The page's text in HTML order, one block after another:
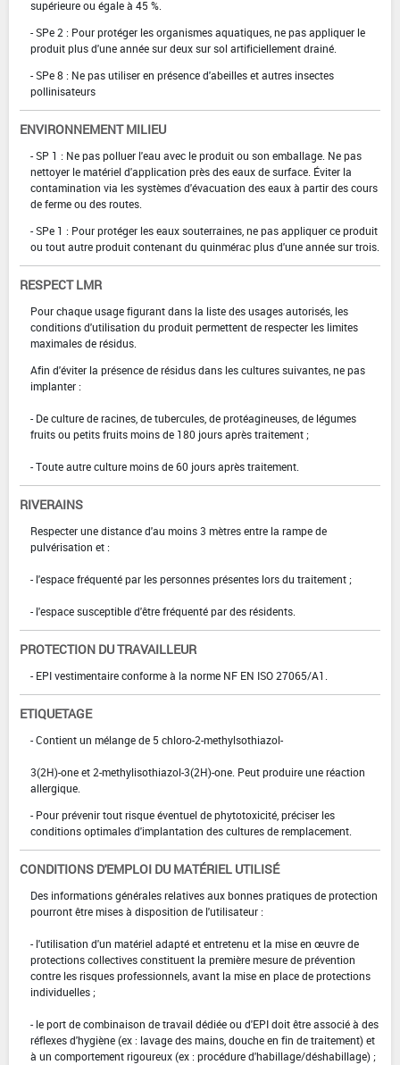
supérieure ou égale à 45 %.
- SPe 2 : Pour protéger les organismes aquatiques, ne pas appliquer le
produit plus d'une année sur deux sur sol artificiellement drainé.
- SPe 8 : Ne pas utiliser en présence d'abeilles et autres insectes
pollinisateurs
ENVIRONNEMENT MILIEU
- SP 1 : Ne pas polluer l'eau avec le produit ou son emballage. Ne pas
nettoyer le matériel d'application près des eaux de surface. Éviter la
contamination via les systèmes d'évacuation des eaux à partir des cours
de ferme ou des routes.
- SPe 1 : Pour protéger les eaux souterraines, ne pas appliquer ce produit
ou tout autre produit contenant du quinmérac plus d'une année sur trois.
RESPECT LMR
Pour chaque usage figurant dans la liste des usages autorisés, les
conditions d'utilisation du produit permettent de respecter les limites
maximales de résidus.
Afin d'éviter la présence de résidus dans les cultures suivantes, ne pas
implanter :
- De culture de racines, de tubercules, de protéagineuses, de légumes
fruits ou petits fruits moins de 180 jours après traitement ;
- Toute autre culture moins de 60 jours après traitement.
RIVERAINS
Respecter une distance d'au moins 3 mètres entre la rampe de
pulvérisation et :
- l'espace fréquenté par les personnes présentes lors du traitement ;
- l'espace susceptible d'être fréquenté par des résidents.
PROTECTION DU TRAVAILLEUR
- EPI vestimentaire conforme à la norme NF EN ISO 27065/A1.
ETIQUETAGE
- Contient un mélange de 5 chloro-2-methylsothiazol-
3(2H)-one et 2-methylisothiazol-3(2H)-one. Peut produire une réaction
allergique.
- Pour prévenir tout risque éventuel de phytotoxicité, préciser les
conditions optimales d'implantation des cultures de remplacement.
CONDITIONS D'EMPLOI DU MATÉRIEL UTILISÉ
Des informations générales relatives aux bonnes pratiques de protection
pourront être mises à disposition de l'utilisateur :
- l'utilisation d'un matériel adapté et entretenu et la mise en œuvre de
protections collectives constituent la première mesure de prévention
contre les risques professionnels, avant la mise en place de protections
individuelles ;
- le port de combinaison de travail dédiée ou d'EPI doit être associé à des
réflexes d'hygiène (ex : lavage des mains, douche en fin de traitement) et
à un comportement rigoureux (ex : procédure d'habillage/déshabillage) ;